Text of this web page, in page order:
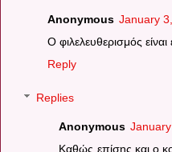
Anonymous January
Ο φιλελευθερισμός
Reply
Replies
Anonymous
Καθώς επίσης και ο